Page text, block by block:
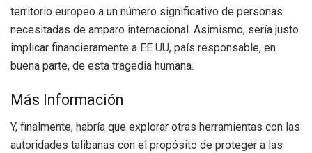
territorio europeo a un número significativo de personas
necesitadas de amparo internacional. Asimismo, sería justo
implicar financieramente a EE UU, país responsable, en
buena parte, de esta tragedia humana.
Más Información
Y, finalmente, habría que explorar otras herramientas con las
autoridades talibanas con el propósito de proteger a las